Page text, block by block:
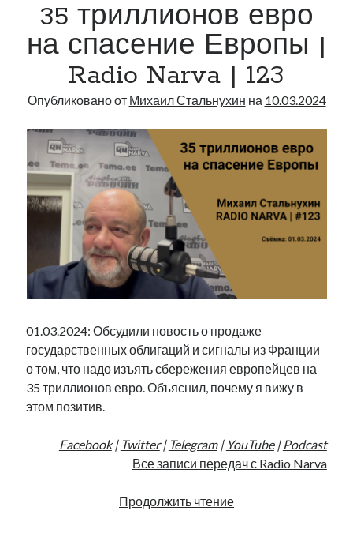
Narva
152
35 триллионов евро
на спасение Европы |
Radio Narva | 123
Опубликовано от Михаил Стальнухин на 10.03.2024
01.03.2024: Обсудили новость о продаже
государственных облигаций и сигналы из Франции
о том, что надо изъять сбережения европейцев на
35 триллионов евро. Объяснил, почему я вижу в
этом позитив.
Facebook| Twitter| Telegram| YouTube| Podcast
Все записи передач с Radio Narva
Продолжить чтение35